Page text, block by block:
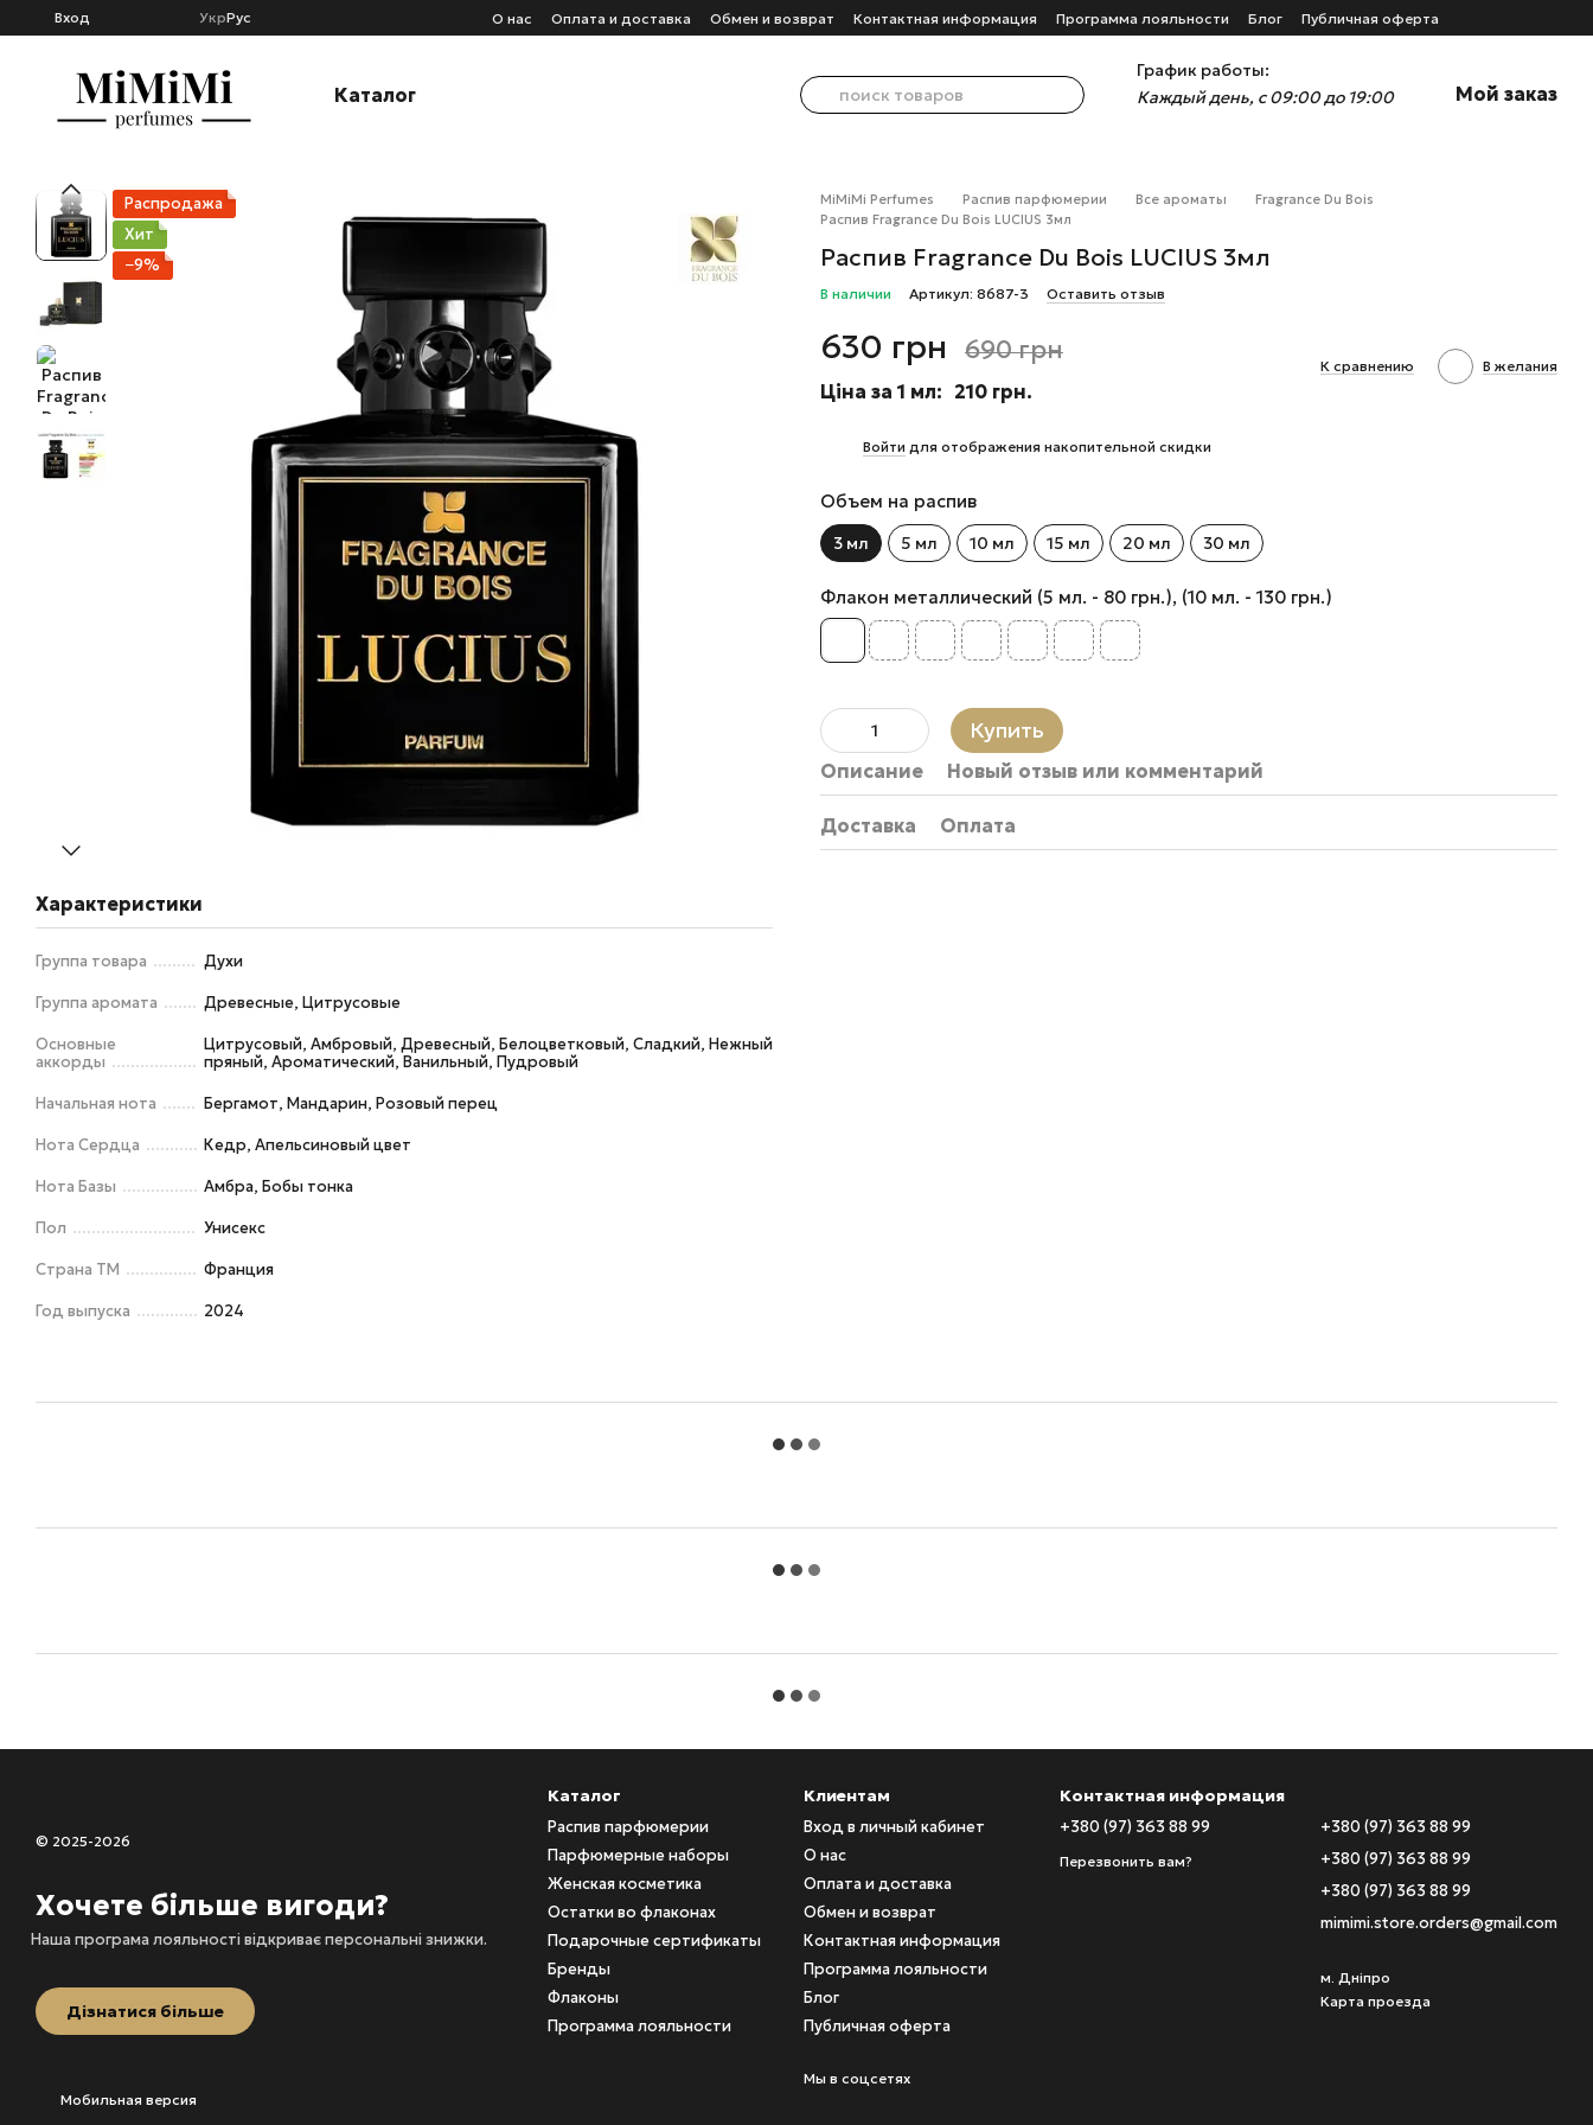
Перейти к основному контенту
Вход УкрРус О нас Оплата и доставка Обмен и возврат Контактная информация Программа лояльности Блог Публичная оферта
Каталог
График работы:
Каждый день, с 09:00 до 19:00
Мой заказ
Распродажа
Хит
−9%
Характеристики
Группа товара Духи
Группа аромата Древесные, Цитрусовые
Основные
аккорды
Цитрусовый, Амбровый, Древесный, Белоцветковый, Сладкий, Нежный
пряный, Ароматический, Ванильный, Пудровый
Начальная нота Бергамот, Мандарин, Розовый перец
Нота Сердца Кедр, Апельсиновый цвет
Нота Базы Амбра, Бобы тонка
Пол Унисекс
Страна ТМ Франция
Год выпуска 2024
MiMiMi Perfumes Распив парфюмерии Все ароматы
Fragrance Du Bois
Распив Fragrance Du Bois LUCIUS 3мл
Распив Fragrance Du Bois LUCIUS 3мл
В наличии Артикул: 8687-3 Оставить отзыв
630 грн 690 грн
Ціна за 1 мл: 210 грн.
К сравнению В желания
Войти для отображения накопительной скидки
Объем на распив
3 мл 5 мл 10 мл 15 мл 20 мл 30 мл
Флакон металлический (5 мл. - 80 грн.), (10 мл. - 130 грн.)
Купить
Описание Новый отзыв или комментарий
Доставка Оплата
© 2025-2026
Хочете більше вигоди?
Наша програма лояльності відкриває персональні знижки.
Дізнатися більше
Мобильная версия
Каталог
Распив парфюмерии
Парфюмерные наборы
Женская косметика
Остатки во флаконах
Подарочные сертификаты
Бренды
Флаконы
Программа лояльности
Клиентам
Вход в личный кабинет
О нас
Оплата и доставка
Обмен и возврат
Контактная информация
Программа лояльности
Блог
Публичная оферта
Мы в соцсетях
Контактная информация
+380 (97) 363 88 99
Перезвонить вам?
+380 (97) 363 88 99
+380 (97) 363 88 99
+380 (97) 363 88 99
mimimi.store.orders@gmail.com
м. Дніпро
Карта проезда